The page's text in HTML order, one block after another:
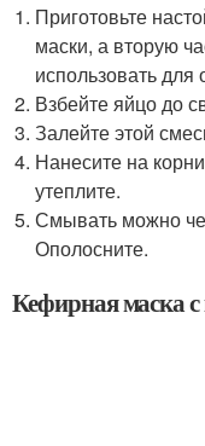
Приготовьте
маски, а вторую
использовать для
Взбейте яйцо до
Залейте этой
Нанесите на
утеплите.
Смывать можно
Ополосните.
Кефирная маска